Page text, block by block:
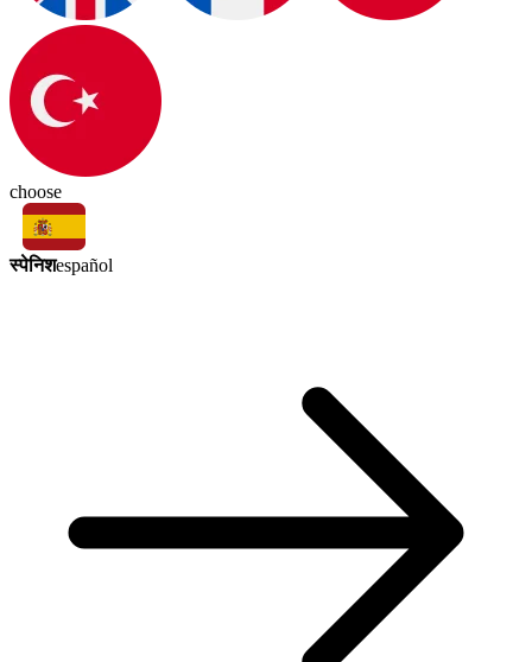
choose
स्पेनिशespañol